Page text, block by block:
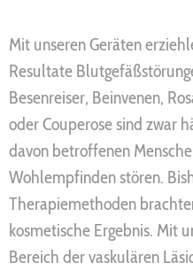
Mit unseren Geräten
Resultate
Besenreiser, Beinvenen,
oder Couperose sind zwar
davon betroffenen
Wohlempfinden stören.
Therapiemethoden
kosmetische Ergebnis. Mit
Bereich der vaskulären